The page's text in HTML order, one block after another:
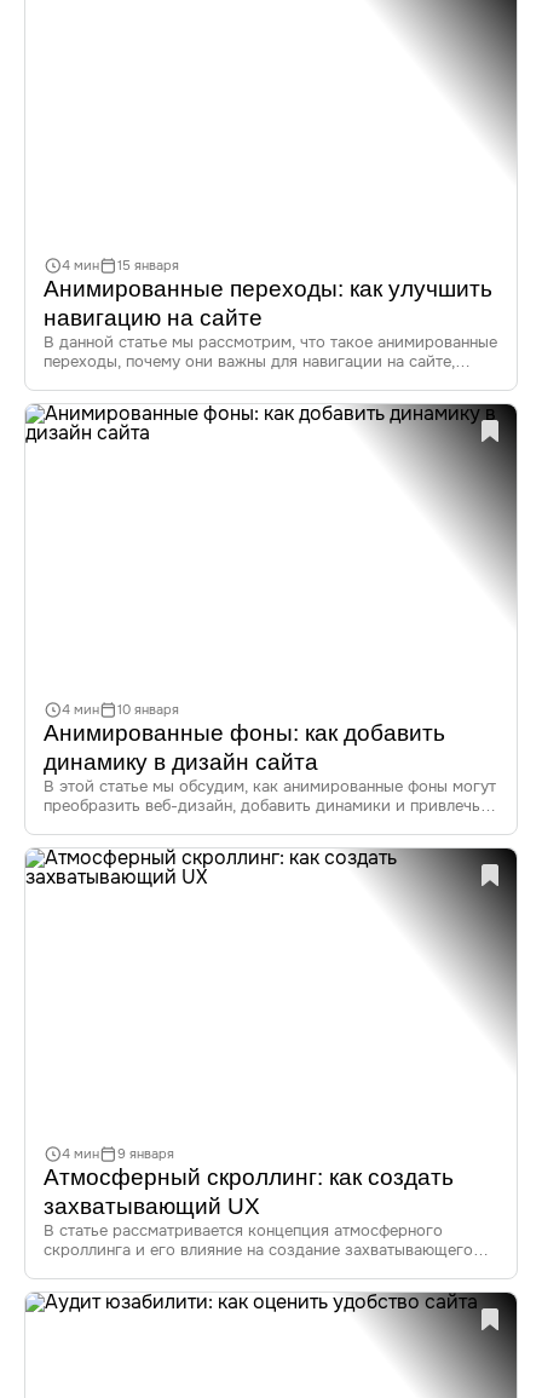
Анимированные переходы: как улучшить
навигацию на сайте
В данной статье мы рассмотрим, что такое анимированные
переходы, почему они важны для навигации на сайте,
2023 года. Узнайте, как анимация может изменить
пользовательский опыт (UX) и улучшить взаимодействие
с вашим сайтом.
4 мин 15 января
Анимированные фоны: как добавить
динамику в дизайн сайта
В этой статье мы обсудим, как анимированные фоны могут
преобразить веб-дизайн, добавить динамики и привлечь
анимированных фонов, текущие тренды, инструменты для
их создания, а также приведем примеры успешного
применения.
4 мин 10 января
Атмосферный скроллинг: как создать
захватывающий UX
В статье рассматривается концепция атмосферного
скроллинга и его влияние на создание захватывающего
и трендах этого уникального подхода в веб-дизайне,
а также о примерах успешной реализации.
4 мин 9 января